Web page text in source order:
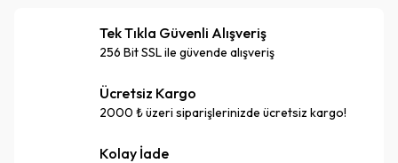
Tek Tıkla Güvenli Alışveriş
256 Bit SSL ile güvende alışveriş
Ücretsiz Kargo
2000 ₺ üzeri siparişlerinizde ücretsiz kargo!
Kolay İade